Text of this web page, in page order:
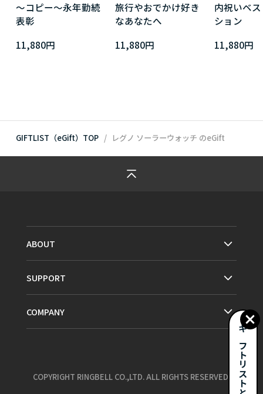
～コピー～永年勤続
表彰
11,880円
旅行やおでかけ好き
なあなたへ
11,880円
内祝いベ
ション
11,880円
GIFTLIST（eGift）TOP レグノ ソーラーウォッチ のeGift
ギフトリストとは？
ABOUT
SUPPORT
COMPANY
COPYRIGHT RINGBELL CO.,LTD. ALL RIGHTS RESERVED.